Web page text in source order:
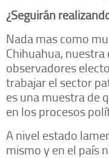
¿Seguirán
Nada mas como
Chihuahua,
observadores
trabajar el sector
es una muestra de
en los procesos
A nivel estado
mismo y en el país